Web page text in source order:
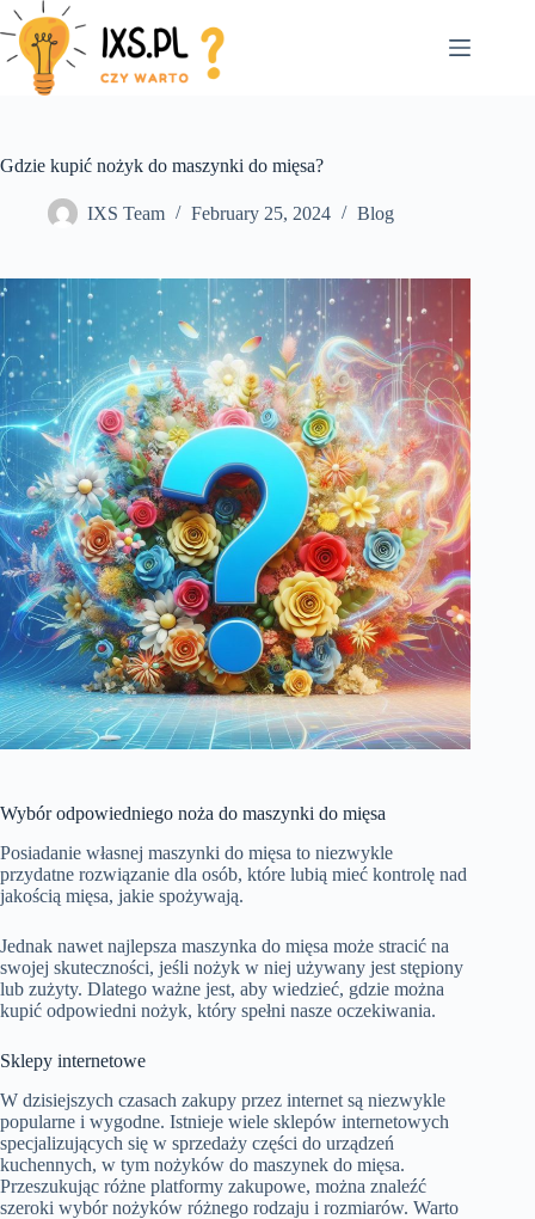
Skip
to
content
Gdzie kupić nożyk do maszynki do mięsa?
IXS Team February 25, 2024 Blog
Wybór odpowiedniego noża do maszynki do mięsa
Posiadanie własnej maszynki do mięsa to niezwykle
przydatne rozwiązanie dla osób, które lubią mieć kontrolę nad
jakością mięsa, jakie spożywają.
Jednak nawet najlepsza maszynka do mięsa może stracić na
swojej skuteczności, jeśli nożyk w niej używany jest stępiony
lub zużyty. Dlatego ważne jest, aby wiedzieć, gdzie można
kupić odpowiedni nożyk, który spełni nasze oczekiwania.
Sklepy internetowe
W dzisiejszych czasach zakupy przez internet są niezwykle
popularne i wygodne. Istnieje wiele sklepów internetowych
specjalizujących się w sprzedaży części do urządzeń
kuchennych, w tym nożyków do maszynek do mięsa.
Przeszukując różne platformy zakupowe, można znaleźć
szeroki wybór nożyków różnego rodzaju i rozmiarów. Warto